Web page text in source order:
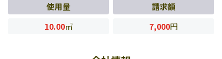
使用量
請求額
10.00㎥ 7,000円